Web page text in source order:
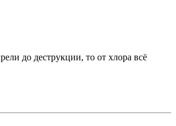
до деструкции, то от хлора всё